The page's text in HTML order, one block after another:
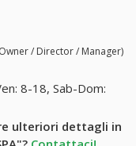
/ Director / Manager)
8-18, Sab-Dom:
ulteriori dettagli in